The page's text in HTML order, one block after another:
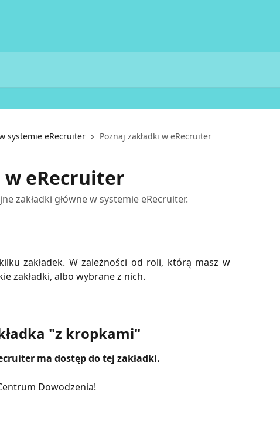
systemie eRecruiter Poznaj zakładki w eRecruiter
w eRecruiter
zakładki główne w systemie eRecruiter.
zakładek. W zależności od roli, którą masz w
zakładki, albo wybrane z nich.
"z kropkami"
ma dostęp do tej zakładki.
Dowodzenia!